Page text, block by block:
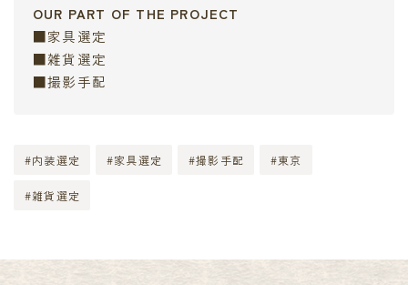
OUR PART OF THE PROJECT
■家具選定
■雑貨選定
■撮影手配
#内装選定 #家具選定 #撮影手配 #東京
#雑貨選定